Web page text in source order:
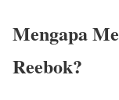
Mengapa
Reebok?